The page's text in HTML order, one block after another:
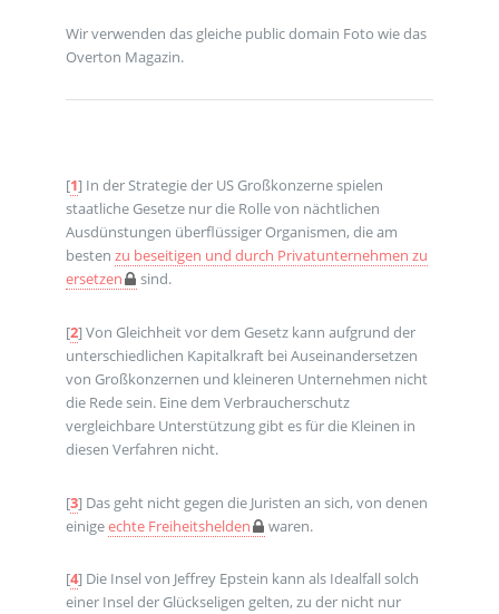
Wir verwenden das gleiche public domain Foto wie das
Overton Magazin.
[1] In der Strategie der US Großkonzerne spielen
staatliche Gesetze nur die Rolle von nächtlichen
Ausdünstungen überflüssiger Organismen, die am
besten zu beseitigen und durch Privatunternehmen zu
ersetzen
sind.
[2]Von Gleichheit vor dem Gesetz kann aufgrund der
unterschiedlichen Kapitalkraft bei Auseinandersetzen
von Großkonzernen und kleineren Unternehmen nicht
die Rede sein. Eine dem Verbraucherschutz
vergleichbare Unterstützung gibt es für die Kleinen in
diesen Verfahren nicht.
[3] Das geht nicht gegen die Juristen an sich, von denen
einigeechte Freiheitshelden waren.
[4] Die Insel von Jeffrey Epstein kann als Idealfall solch
einer Insel der Glückseligen gelten, zu der nicht nur